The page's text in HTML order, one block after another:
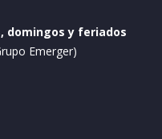
domingos y feriados
Emerger)